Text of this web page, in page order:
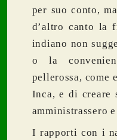
per suo conto,
d’altro canto la
indiano non
o la
pellerossa, come
Inca, e di creare
amministrassero
I rapporti con i